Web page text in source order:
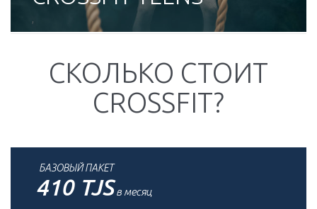
СКОЛЬКО СТОИТ
CROSSFIT?
410 TJS в месяц
БАЗОВЫЙ ПАКЕТ